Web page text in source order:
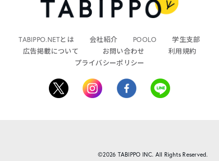
TABIPPO.NETとは 会社紹介 POOLO
学生支部
広告掲載について
お問い合わせ
利用規約
プライバシーポリシー
©2026 TABIPPO INC. All Rights Reserved.